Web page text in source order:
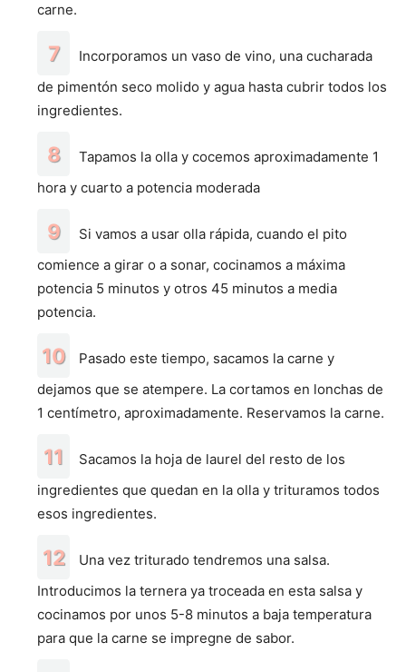
carne.
Incorporamos un vaso de vino, una cucharada
de pimentón seco molido y agua hasta cubrir todos los
ingredientes.
Tapamos la olla y cocemos aproximadamente 1
hora y cuarto a potencia moderada
Si vamos a usar olla rápida, cuando el pito
comience a girar o a sonar, cocinamos a máxima
potencia 5 minutos y otros 45 minutos a media
potencia.
Pasado este tiempo, sacamos la carne y
dejamos que se atempere. La cortamos en lonchas de
1 centímetro, aproximadamente. Reservamos la carne.
Sacamos la hoja de laurel del resto de los
ingredientes que quedan en la olla y trituramos todos
esos ingredientes.
Una vez triturado tendremos una salsa.
Introducimos la ternera ya troceada en esta salsa y
cocinamos por unos 5-8 minutos a baja temperatura
para que la carne se impregne de sabor.